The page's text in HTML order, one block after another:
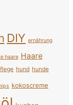
DIY ernährung
haare Haare
hund hunde
kokoscreme